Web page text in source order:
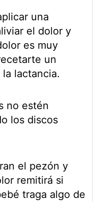
una
el dolor y
es muy
un
lactancia.
no estén
los discos
el pezón y
remitirá si
traga algo de